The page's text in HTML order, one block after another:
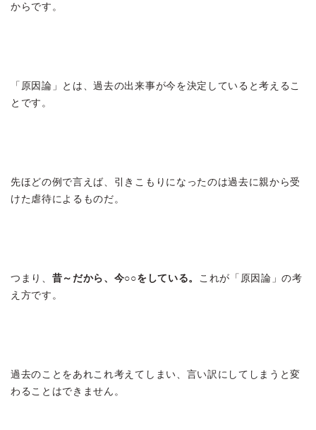
からです。
「原因論」とは、過去の出来事が今を決定していると考えるこ
とです。
先ほどの例で言えば、引きこもりになったのは過去に親から受
けた虐待によるものだ。
つまり、 昔～だから、今○○をしている。
これが「原因論」の考
え方です。
過去のことをあれこれ考えてしまい、言い訳にしてしまうと変
わることはできません。